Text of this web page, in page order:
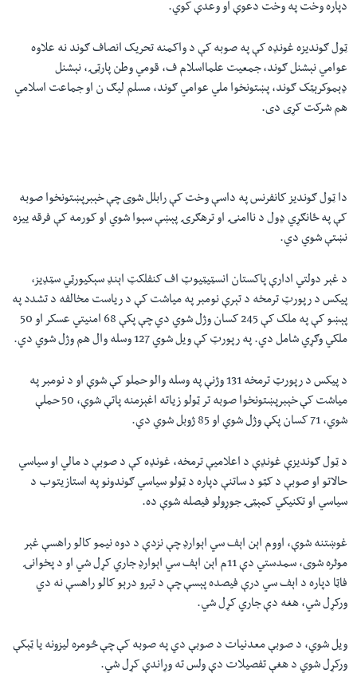
دپاره وخت په وخت دعوې او وعدې کوي.
ټول ګونديزه غونډه کې په صوبه کې د واکمنه تحریک انصاف ګوند نه علاوه
عوامي نېشنل ګوند، جمعيت علمااسلام ف، قومي وطن پارټۍ، نېشنل
ډېموکرېټک ګوند، پښتونخوا ملي عوامي ګوند، مسلم ليګ ن او جماعت اسلامي
هم شرکت کړی دی.
دا ټول ګوندیز کانفرنس په داسې وخت کې رابلل شوی چې خېبرپښتونخوا صوبه
کې په ځانګړي ډول د ناامنۍ او ترهګرۍ پېښې سېوا شوي او کورمه کې فرقه یيزه
نښتې شوي دي.
د غېر دولتي ادارې پاکستان انسټيټيوټ اف کنفلکټ اېنډ سېکيورټي سټډيز،
پيکس د رپورټ ترمخه د تېرې نومبر په مياشت کې د رياست مخالفه د تشدد په
پېښو کې په ملک کې 245 کسان وژل شوي دي چې پکې 68 امنيتي عسکر او 50
ملکي وګړي شامل دي. په رپورټ کې ويل شوي 127 وسله وال هم وژل شوي دي.
د پيکس د رپورټ ترمخه 131 وژنې په وسله والو حملو کې شوې او د نومبر په
مياشت کې خېبرپښتونخوا صوبه تر ټولو زياته اغېزمنه پاتې شوې، 50 حملې
شوي، 71 کسان پکې وژل شوي او 85 ژوبل شوي دي.
د ټول ګونديزې غونډې د اعلاميې ترمخه، غونډه کې د صوبې د مالي او سياسي
حالاتو او صوبې د کټو د ساتنې دپاره د ټولو سياسي ګوندونو په استازيتوب د
سياسي او تکنيکي کمېټۍ جوړولو فيصله شوې ده.
غوښتنه شوې، اووم اېن اېف سي اېوارډ چې نزدې د دوه نيمو کالو راهسې غېر
موثره شوی، سمدستي دې 11م اېن اېف سي اېوارډ جاري کړل شي او د پخوانۍ
فاټا دپاره د اېف سي درې فيصده پېسې چې د تیرو درېو کالو راهسې نه دي
ورکړل شي، هغه دې جاري کړل شي.
ويل شوي، د صوبې معدنیات د صوبې دي په صوبه کې چې څومره ليزونه يا ټېکې
ورکړل شوي د هغې تفصيلات دې ولس ته وړاندې کړل شي.